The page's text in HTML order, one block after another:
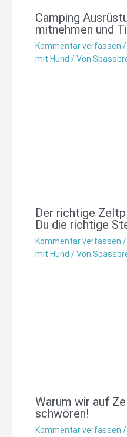
Camping
mitnehmen und
Kommentar verfassen /
mit Hund / Von
Der richtige
Du die richtige
Kommentar verfassen /
mit Hund / Von
Warum wir auf
schwören!
Kommentar verfassen /